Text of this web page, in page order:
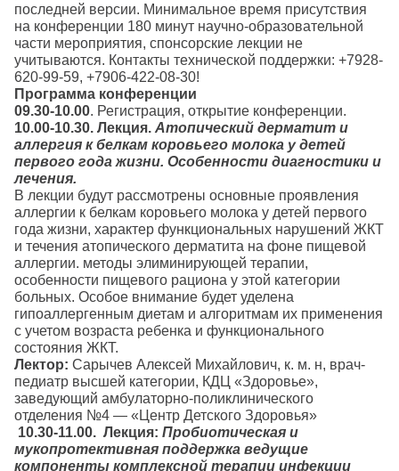
последней версии. Минимальное время присутствия
на конференции 180 минут научно-образовательной
части мероприятия, спонсорские лекции не
учитываются. Контакты технической поддержки: +7928-
620-99-59, +7906-422-08-30!
Программа конференции
09.30-10.00. Регистрация, открытие конференции.
10.00-10.30. Лекция. Атопический дерматит и
аллергия к белкам коровьего молока у детей
первого года жизни. Особенности диагностики и
лечения.
В лекции будут рассмотрены основные проявления
аллергии к белкам коровьего молока у детей первого
года жизни, характер функциональных нарушений ЖКТ
и течения атопического дерматита на фоне пищевой
аллергии. методы элиминирующей терапии,
особенности пищевого рациона у этой категории
больных. Особое внимание будет уделена
гипоаллергенным диетам и алгоритмам их применения
с учетом возраста ребенка и функционального
состояния ЖКТ.
Лектор: Сарычев Алексей Михайлович, к. м. н, врач-
педиатр высшей категории, КДЦ «Здоровье»,
заведующий амбулаторно-поликлинического
отделения №4 — «Центр Детского Здоровья»
10.30-11.00. Лекция: Пробиотическая и
мукопротективная поддержка ведущие
компоненты комплексной терапии инфекции